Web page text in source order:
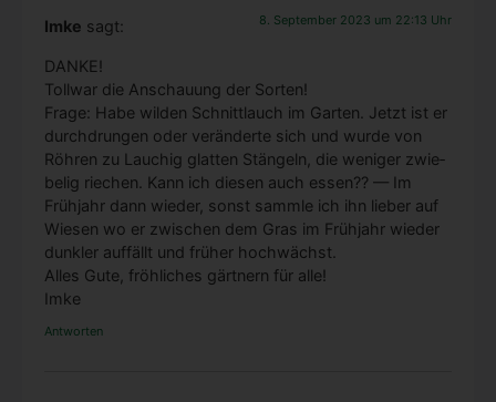
Imke sagt: 8. September 2023 um 22:13 Uhr
DANKE!
Toll­war die Anschau­ung der Sor­ten!
Fra­ge: Habe wil­den Schnitt­lauch im Gar­ten. Jetzt ist er
durch­drun­gen oder ver­än­der­te sich und wur­de von
Röh­ren zu Lau­chig glat­ten Stän­geln, die weni­ger zwie­
be­lig rie­chen. Kann ich die­sen auch essen?? — Im
Früh­jahr dann wie­der, sonst samm­le ich ihn lie­ber auf
Wie­sen wo er zwi­schen dem Gras im Früh­jahr wie­der
dunk­ler auf­fällt und frü­her hoch­wächst.
Alles Gute, fröh­li­ches gärt­nern für alle!
Imke
Antworten